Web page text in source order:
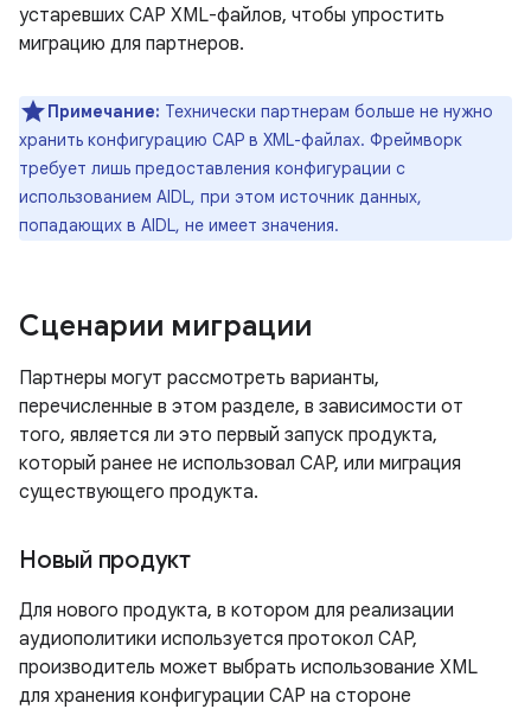
устаревших CAP XML-файлов, чтобы упростить
миграцию для партнеров.
Примечание: Технически партнерам больше не нужно
хранить конфигурацию CAP в XML-файлах. Фреймворк
требует лишь предоставления конфигурации с
использованием AIDL, при этом источник данных,
попадающих в AIDL, не имеет значения.
Сценарии миграции
Партнеры могут рассмотреть варианты,
перечисленные в этом разделе, в зависимости от
того, является ли это первый запуск продукта,
который ранее не использовал CAP, или миграция
существующего продукта.
Новый продукт
Для нового продукта, в котором для реализации
аудиополитики используется протокол CAP,
производитель может выбрать использование XML
для хранения конфигурации CAP на стороне